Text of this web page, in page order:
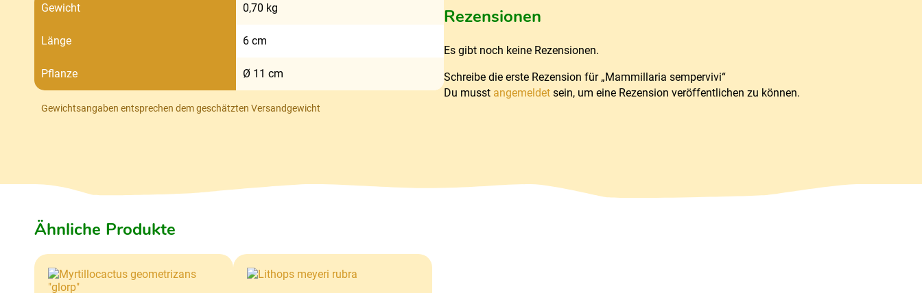
Gewicht 0,70 kg
Länge 6 cm
Pflanze Ø 11 cm
Gewichtsangaben entsprechen dem geschätzten Versandgewicht
Rezensionen
Es gibt noch keine Rezensionen.
Schreibe die erste Rezension für „Mammillaria sempervivi“
Du musst angemeldet sein, um eine Rezension veröffentlichen zu können.
Ähnliche Produkte